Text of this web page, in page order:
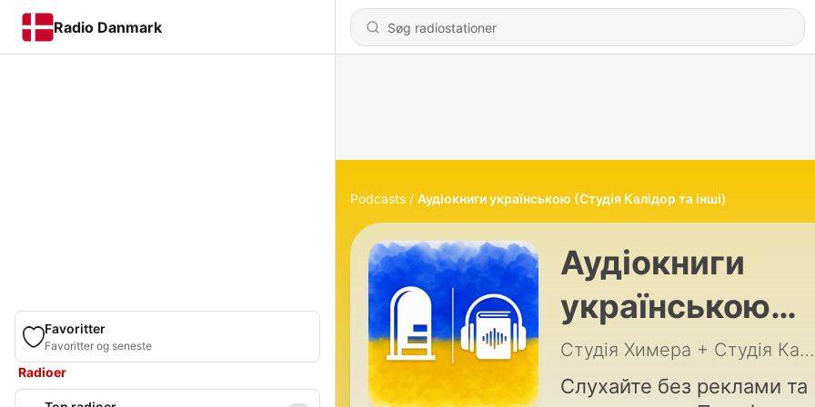
Radio Danmark
Favoritter
Favoritter og seneste
Radioer
Podcasts Аудіокниги українською (Студія Калідор та інші)
Аудіокниги
українською
(Студія Калідор
та інші)
Студія Химера + Студія Калідор
Слухайте без реклами та